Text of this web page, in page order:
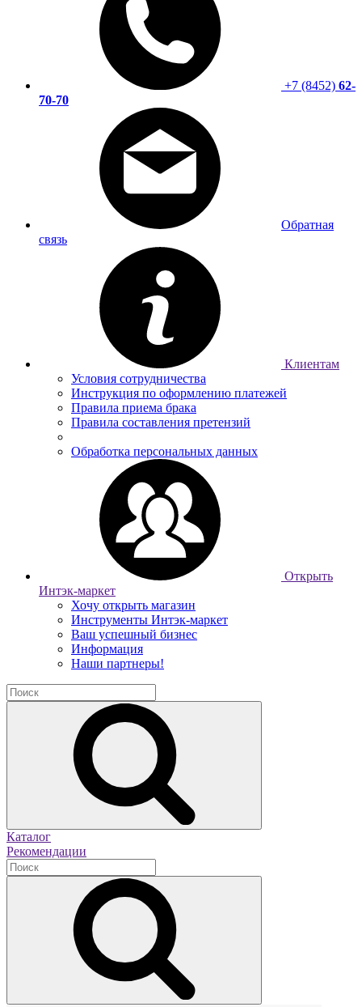
+7 (8452) 62-
70-70
Обратная
связь
Клиентам
Условия сотрудничества
Инструкция по оформлению платежей
Правила приема брака
Правила составления претензий
Обработка персональных данных
Открыть
Интэк-маркет
Хочу открыть магазин
Инструменты Интэк-маркет
Ваш успешный бизнес
Информация
Наши партнеры!
Каталог
Рекомендации